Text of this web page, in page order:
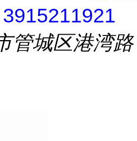
管城区港湾路